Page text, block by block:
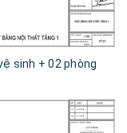
sinh + 02 phòng